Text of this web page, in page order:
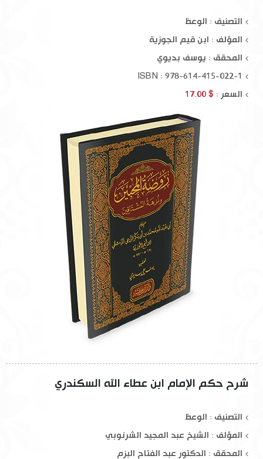
التصنيف : الوعظ
المؤلف : ابن قيم الجوزية
المحقق : يوسف بديوي
ISBN : 978-614-415-022-1
السعر : $ 17.00
شرح حكم الإمام ابن عطاء الله السكندري
التصنيف : الوعظ
المؤلف : الشيخ عبد المجيد الشرنوبي
المحقق : الدكتور عبد الفتاح البزم